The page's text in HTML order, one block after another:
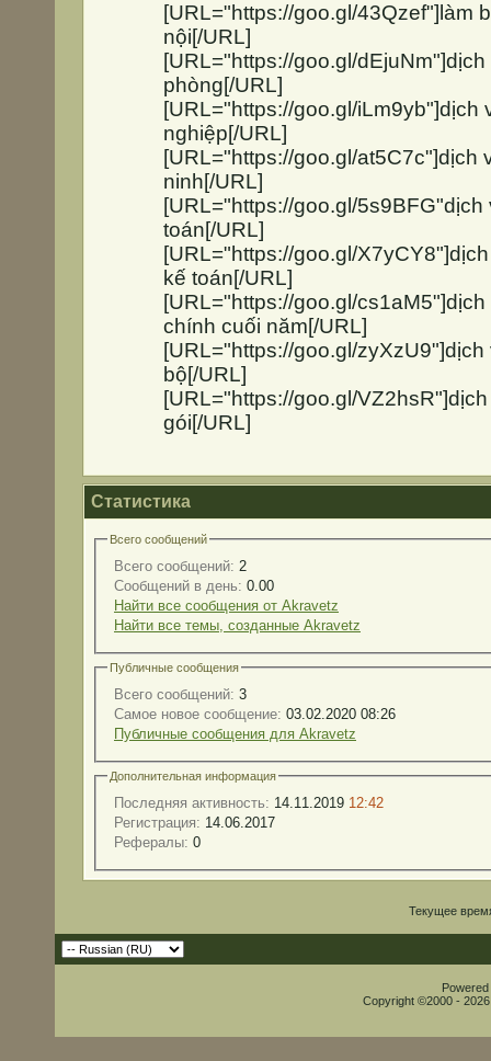
[URL="https://goo.gl/43Qzef"]làm
nội[/URL]
[URL="https://goo.gl/
phòng[/URL]
[URL="https://goo.gl/iLm9yb"]dịch
nghiệp[/URL]
[URL="https://goo.gl/at5C7c"]dịch
ninh[/URL]
[URL="https://goo.gl/
toán[/URL]
[URL="https://goo.gl/
kế toán[/URL]
[URL="https://goo.gl/
chính cuối năm[/URL]
[URL="https://goo.gl/
bộ[/URL]
[URL="https://goo.gl/
gói[/URL]
Статистика
Всего сообщений
Всего сообщений: 2
Сообщений в день: 0.00
Найти все сообщения от Akravetz
Найти все темы, созданные Akravetz
Публичные сообщения
Всего сообщений: 3
Самое новое сообщение: 03.02.2020 08:26
Публичные сообщения для Akravetz
Дополнительная информация
Последняя активность: 14.11.2019 12:42
Регистрация: 14.06.2017
Рефералы: 0
Текущее
Copyright ©2000 -